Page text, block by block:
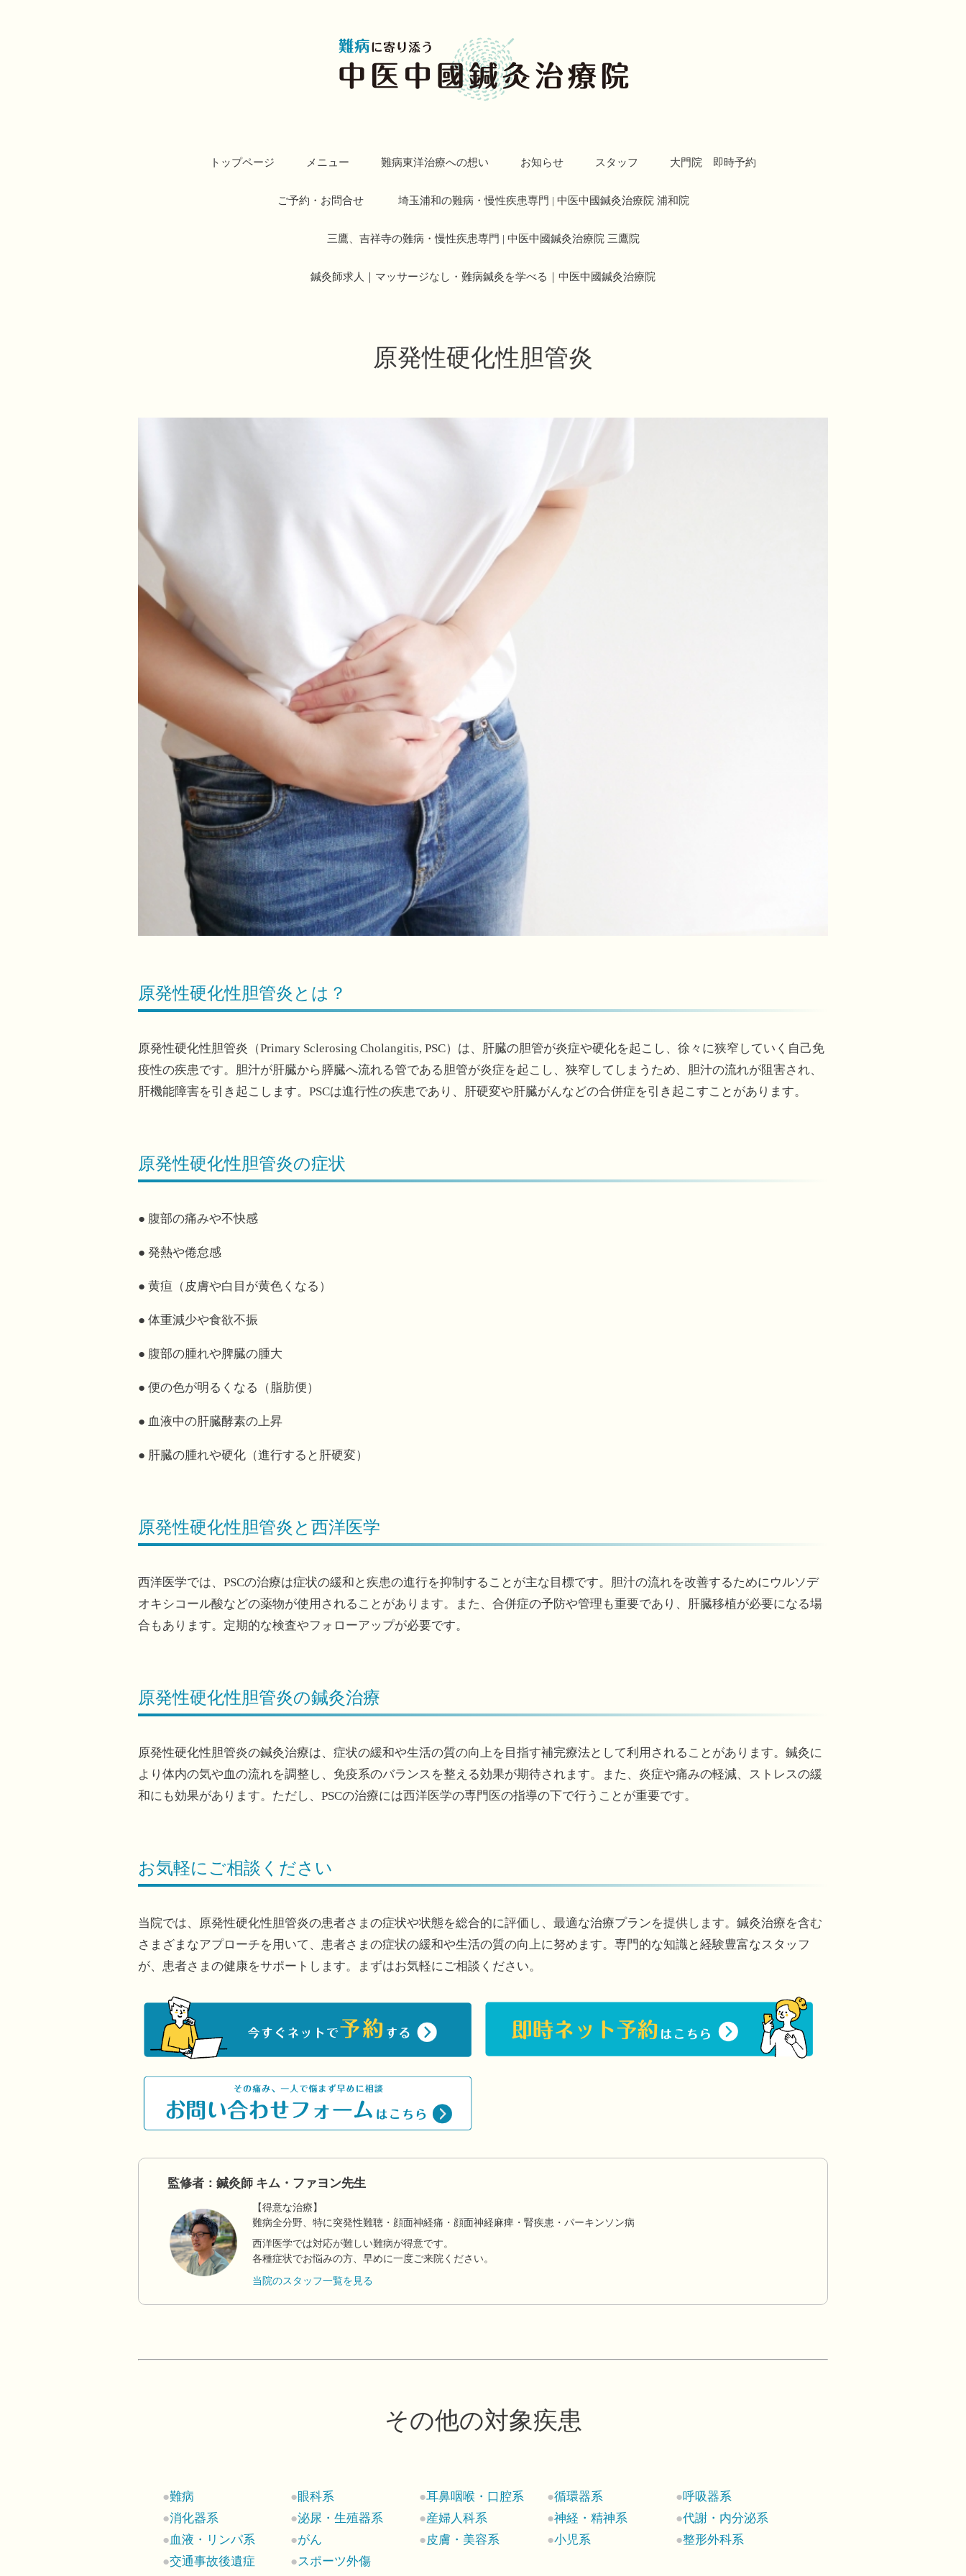
トップページ メニュー 難病東洋治療への想い お知らせ スタッフ 大門院 即時予約
ご予約・お問合せ 埼玉浦和の難病・慢性疾患専門 | 中医中國鍼灸治療院 浦和院
三鷹、吉祥寺の難病・慢性疾患専門 | 中医中國鍼灸治療院 三鷹院
鍼灸師求人｜マッサージなし・難病鍼灸を学べる｜中医中國鍼灸治療院
原発性硬化性胆管炎
原発性硬化性胆管炎とは？
原発性硬化性胆管炎（Primary Sclerosing Cholangitis, PSC）は、肝臓の胆管が炎症や硬化を起こし、徐々に狭窄していく自己免
疫性の疾患です。胆汁が肝臓から膵臓へ流れる管である胆管が炎症を起こし、狭窄してしまうため、胆汁の流れが阻害され、
肝機能障害を引き起こします。PSCは進行性の疾患であり、肝硬変や肝臓がんなどの合併症を引き起こすことがあります。
原発性硬化性胆管炎の症状
● 腹部の痛みや不快感
● 発熱や倦怠感
● 黄疸（皮膚や白目が黄色くなる）
● 体重減少や食欲不振
● 腹部の腫れや脾臓の腫大
● 便の色が明るくなる（脂肪便）
● 血液中の肝臓酵素の上昇
● 肝臓の腫れや硬化（進行すると肝硬変）
原発性硬化性胆管炎と西洋医学
西洋医学では、PSCの治療は症状の緩和と疾患の進行を抑制することが主な目標です。胆汁の流れを改善するためにウルソデ
オキシコール酸などの薬物が使用されることがあります。また、合併症の予防や管理も重要であり、肝臓移植が必要になる場
合もあります。定期的な検査やフォローアップが必要です。
原発性硬化性胆管炎の鍼灸治療
原発性硬化性胆管炎の鍼灸治療は、症状の緩和や生活の質の向上を目指す補完療法として利用されることがあります。鍼灸に
より体内の気や血の流れを調整し、免疫系のバランスを整える効果が期待されます。また、炎症や痛みの軽減、ストレスの緩
和にも効果があります。ただし、PSCの治療には西洋医学の専門医の指導の下で行うことが重要です。
お気軽にご相談ください
当院では、原発性硬化性胆管炎の患者さまの症状や状態を総合的に評価し、最適な治療プランを提供します。鍼灸治療を含む
さまざまなアプローチを用いて、患者さまの症状の緩和や生活の質の向上に努めます。専門的な知識と経験豊富なスタッフ
が、患者さまの健康をサポートします。まずはお気軽にご相談ください。
監修者：鍼灸師 キム・ファヨン先生
【得意な治療】
難病全分野、特に突発性難聴・顔面神経痛・顔面神経麻痺・腎疾患・パーキンソン病
西洋医学では対応が難しい難病が得意です。
各種症状でお悩みの方、早めに一度ご来院ください。
当院のスタッフ一覧を見る
その他の対象疾患
難病 眼科系 耳鼻咽喉・口腔系 循環器系
呼吸器系
消化器系
泌尿・生殖器系 産婦人科系 神経・精神系
代謝・内分泌系
血液・リンパ系
がん 皮膚・美容系 小児系
整形外科系
交通事故後遺症
スポーツ外傷